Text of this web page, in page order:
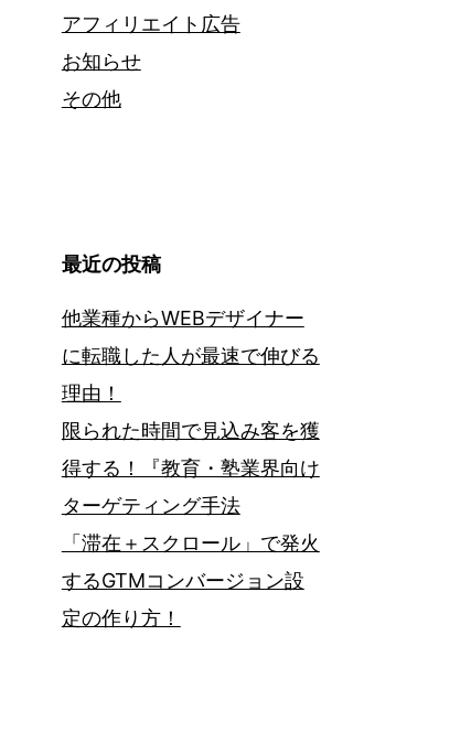
アフィリエイト広告
お知らせ
その他
最近の投稿
他業種からWEBデザイナー
に転職した人が最速で伸びる
理由！
限られた時間で見込み客を獲
得する！『教育・塾業界向け
ターゲティング手法
「滞在＋スクロール」で発火
するGTMコンバージョン設
定の作り方！